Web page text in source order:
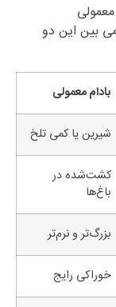
بین این دو
بادام معمولی
شیرین یا کمی تلخ
کشت‌شده در
باغ‌ها
بزرگ‌تر و نرم‌تر
خوراکی رایج